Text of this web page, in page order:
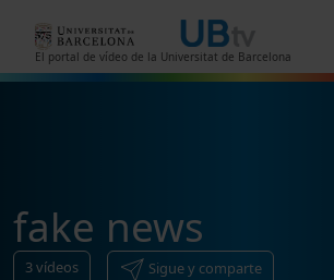
El portal de vídeo de la Universitat de Barcelona
fake news
3vídeos Sigue y comparte